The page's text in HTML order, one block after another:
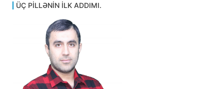
ÜÇ PİLLƏNİN İLK ADDIMI.